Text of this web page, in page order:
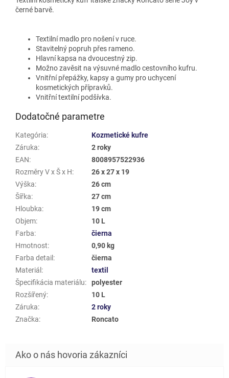
černé barvě.
Textilní madlo pro nošení v ruce.
Stavitelný popruh přes rameno.
Hlavní kapsa na dvoucestný zip.
Možno zavěsit na výsuvné madlo cestovního kufru.
Vnitřní přepážky, kapsy a gumy pro uchycení
kosmetických přípravků.
Vnitřní textilní podšívka.
Dodatočné parametre
Kategória:
Kozmetické kufre
Záruka:
2 roky
EAN:
8008957522936
Rozměry V x Š x H:
26 x 27 x 19
Výška:
26 cm
Šířka:
27 cm
Hloubka:
19 cm
Objem:
10 L
Farba:
čierna
Hmotnost:
0,90 kg
Farba detail :
čierna
Materiál :
textil
Špecifikácia materiálu:
polyester
Rozšířený:
10 L
Záruka:
2 roky
Značka: Roncato